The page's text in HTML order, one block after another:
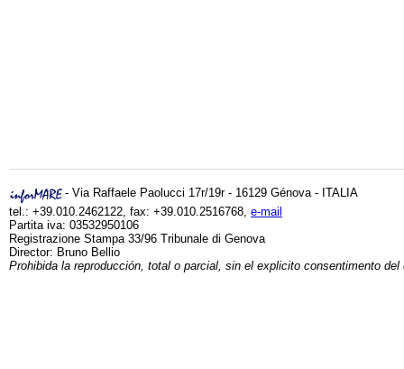
- Via Raffaele Paolucci 17r/19r - 16129 Génova - ITALIA
tel.: +39.010.2462122, fax: +39.010.2516768, e-mail
Partita iva: 03532950106
Registrazione Stampa 33/96 Tribunale di Genova
Director: Bruno Bellio
Prohibida la reproducción, total o parcial, sin el explicito consentimento del